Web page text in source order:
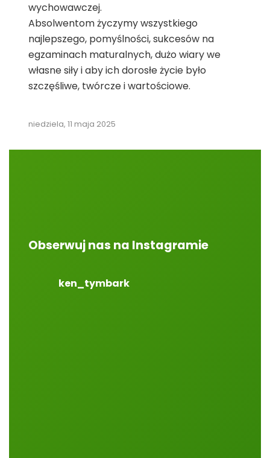
wychowawczej.
Absolwentom życzymy wszystkiego
najlepszego, pomyślności, sukcesów na
egzaminach maturalnych, dużo wiary we
własne siły i aby ich dorosłe życie było
szczęśliwe, twórcze i wartościowe.
niedziela, 11 maja 2025
Obserwuj nas na Instagramie
ken_tymbark